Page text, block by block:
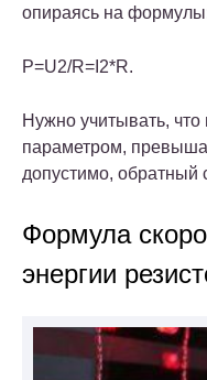
опираясь на
P=U2/R=I2*R.
Нужно учитывать, что
параметром,
допустимо, обратный
Формула
энергии